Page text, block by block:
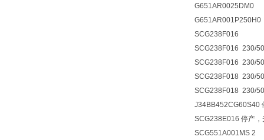
G651AR0025DM0
G651AR001P250H0
SCG238F016
SCG238F016 230/
SCG238F016 230/
SCG238F018 230/
SCG238F018 230/
J34BB452CG60S40
SCG238E016 停产
SCG551A001MS 2